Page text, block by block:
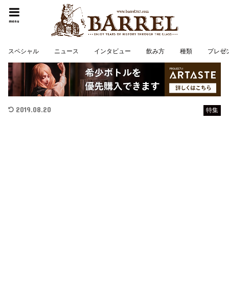
menu
スペシャル ニュース インタビュー 飲み方 種類 プレゼ
特集
2019.08.20